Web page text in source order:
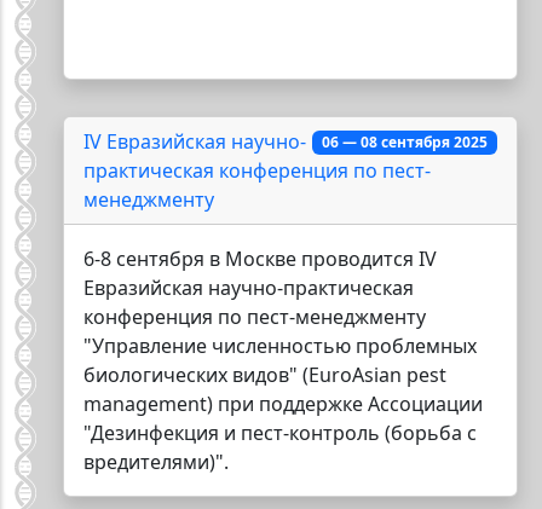
06 — 08 сентября 2025
IV Евразийская научно-
практическая конференция по пест-
менеджменту
6-8 сентября в Москве проводится IV
Евразийская научно-практическая
конференция по пест-менеджменту
"Управление численностью проблемных
биологических видов" (EuroAsian pest
management) при поддержке Ассоциации
"Дезинфекция и пест-контроль (борьба с
вредителями)".